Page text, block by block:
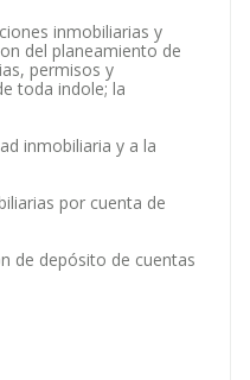
inmobiliarias y
del planeamiento de
permisos y
toda indole; la
inmobiliaria y a la
por cuenta de
de depósito de cuentas